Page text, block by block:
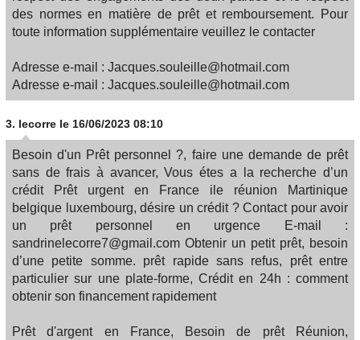
des normes en matière de prêt et remboursement. Pour
toute information supplémentaire veuillez le contacter
Adresse e-mail : Jacques.souleille@hotmail.com
Adresse e-mail : Jacques.souleille@hotmail.com
3. lecorre le 16/06/2023 08:10
Besoin d'un Prêt personnel ?, faire une demande de prêt
sans de frais à avancer, Vous étes a la recherche d’un
crédit Prêt urgent en France ile réunion Martinique
belgique luxembourg, désire un crédit ? Contact pour avoir
un prêt personnel en urgence E-mail :
sandrinelecorre7@gmail.com Obtenir un petit prêt, besoin
d’une petite somme. prêt rapide sans refus, prêt entre
particulier sur une plate-forme, Crédit en 24h : comment
obtenir son financement rapidement
Prêt d'argent en France, Besoin de prêt Réunion,